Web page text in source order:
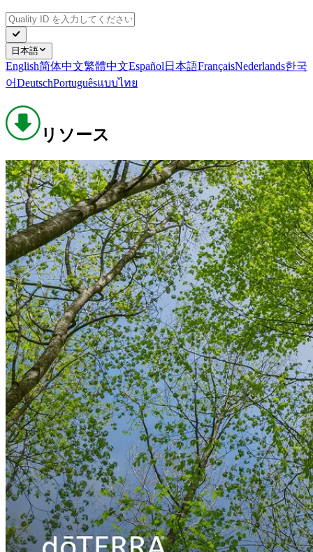
日本語
English简体中文繁體中文Español 日本語FrançaisNederlands한국
어DeutschPortuguêsแบบไทย
リソース